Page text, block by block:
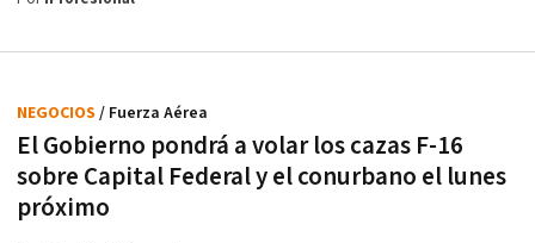
El Gobierno pondrá a volar los cazas F-16
sobre Capital Federal y el conurbano el lunes
próximo
NEGOCIOS / Fuerza Aérea